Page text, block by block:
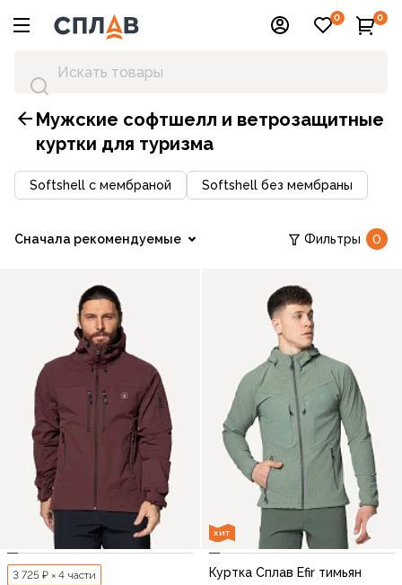
0 0
Мужские софтшелл и ветрозащитные
куртки для туризма
Softshell с мембраной Softshell без мембраны
Сначала рекомендуемые Фильтры 0
3 725 ₽ × 4 части
ХИТ
Куртка Сплав Efir тимьян